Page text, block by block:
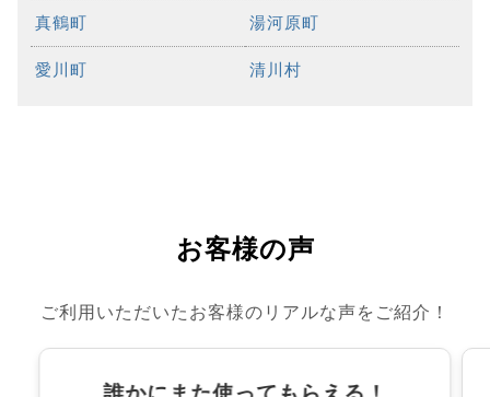
真鶴町 湯河原町
愛川町 清川村
お客様の声
ご利用いただいたお客様のリアルな声をご紹介！